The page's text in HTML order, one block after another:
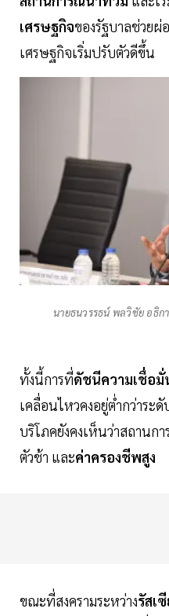
เศรษฐกิจของรัฐบาลช่วย
เศรษฐกิจเริ่มปรับตัวดีขึ้น
นายธนวรรธน์ พลวิชัย อธิก
ทั้งนี้การที่ดัชนีความเชื่อ
เคลื่อนไหวคงอยู่ต่ำกว่าระ
บริโภคยังคงเห็นว่าสถานก
ตัวช้า และค่าครองชีพสูง
ขณะที่สงครามระหว่างรัสเ